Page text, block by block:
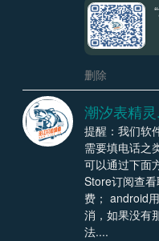
删除
潮汐表精
提醒：我们软
需要填电话之
可以通过下面
Store订阅查
费； android
消，如果没有
法....